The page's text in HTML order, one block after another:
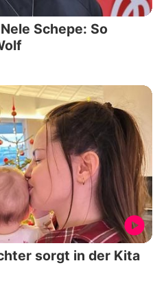
Schepe: So
sorgt in der Kita